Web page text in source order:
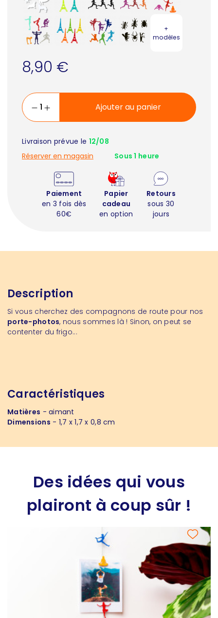
+
modèles
8,90 €
Ajouter au panier
Livraison prévue le 12/08
Réserver en magasin
Sous 1 heure
Paiement
en 3 fois dès
60€
Papier
cadeau
en option
Retours
sous 30
jours
Description
Si vous cherchez des compagnons de route pour nos
porte-photos, nous sommes là ! Sinon, on peut se
contenter du frigo...
Caractéristiques
Matières - aimant
Dimensions - 1,7 x 1,7 x 0,8 cm
Des idées qui vous
plairont à coup sûr !